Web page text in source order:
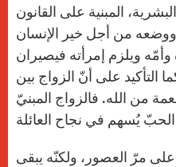
المبنية على القانون
ووضعه من أجل خير الإنسان
وأمّه ويلزم إمرأته فيصيران
(تك 2: 24)؛ كما التأكيد على أنّ الزواج بين
من الله. فالزواج المبنيّ
مرّ العصور، ولكنّه يبقى